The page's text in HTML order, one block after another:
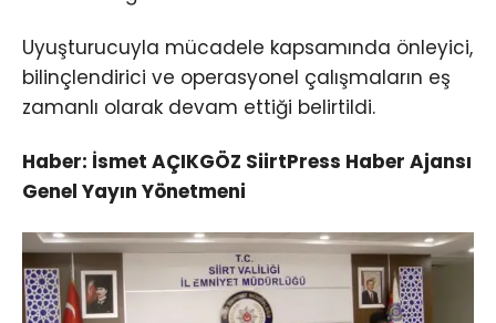
Uyuşturucuyla mücadele kapsamında önleyici,
bilinçlendirici ve operasyonel çalışmaların eş
zamanlı olarak devam ettiği belirtildi.
Haber: İsmet AÇIKGÖZ SiirtPress Haber Ajansı
Genel Yayın Yönetmeni